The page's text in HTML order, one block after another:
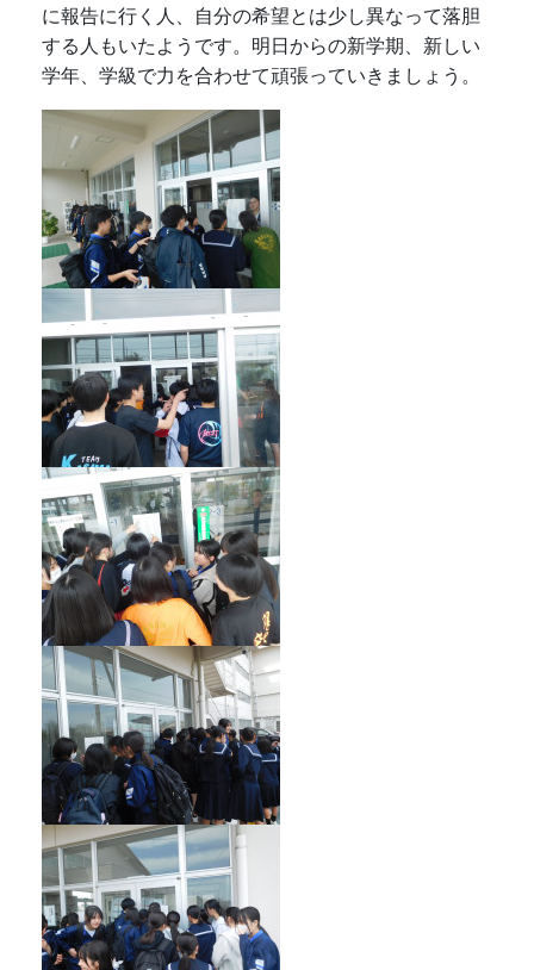
に報告に行く人、自分の希望とは少し異なって落胆
する人もいたようです。明日からの新学期、新しい
学年、学級で力を合わせて頑張っていきましょう。